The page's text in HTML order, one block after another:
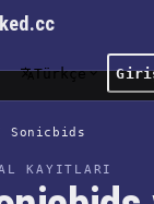
Türkçe
Sonicbids
KAYITLARI